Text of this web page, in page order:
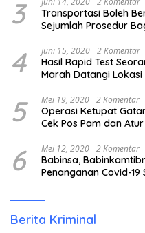
3
Transportasi Boleh
Sejumlah Prosedur
4 Juni 15, 2020 2 Komentar
Hasil Rapid Test
Marah Datangi
5 Mei 19, 2020 2 Komentar
Operasi Ketupat
Cek Pos Pam dan
6 Mei 12, 2020 2 Komentar
Babinsa,
Penanganan Covid-
Berita Kriminal